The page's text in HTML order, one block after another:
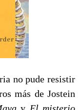
no pude resistir
más de Jostein